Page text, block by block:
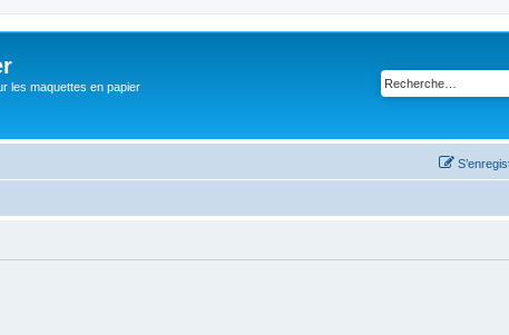
les maquettes en papier